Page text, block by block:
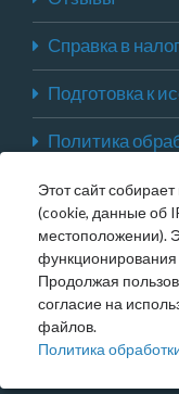
Справка в
Подготовка к
Политика
Страховые
Карта сайта
Этот сайт
(cookie, данные об
местоположении).
функционирования
Продолжая
согласие на
файлов.
Политика